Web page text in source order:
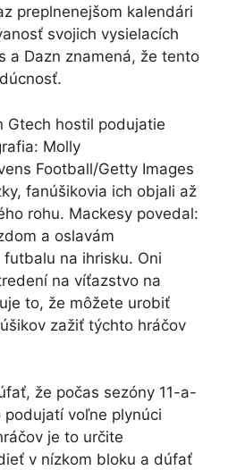
preplnenejšom kalendári
svojich vysielacích
a Dazn znamená, že tento
Gtech hostil podujatie
Molly
Football/Getty Images
fanúšikovia ich objali až
rohu. Mackesy povedal:
a oslavám
na ihrisku. Oni
na víťazstvo na
to, že môžete urobiť
zažiť týchto hráčov
že počas sezóny 11-a-
voľne plynúci
je to určite
v nízkom bloku a dúfať